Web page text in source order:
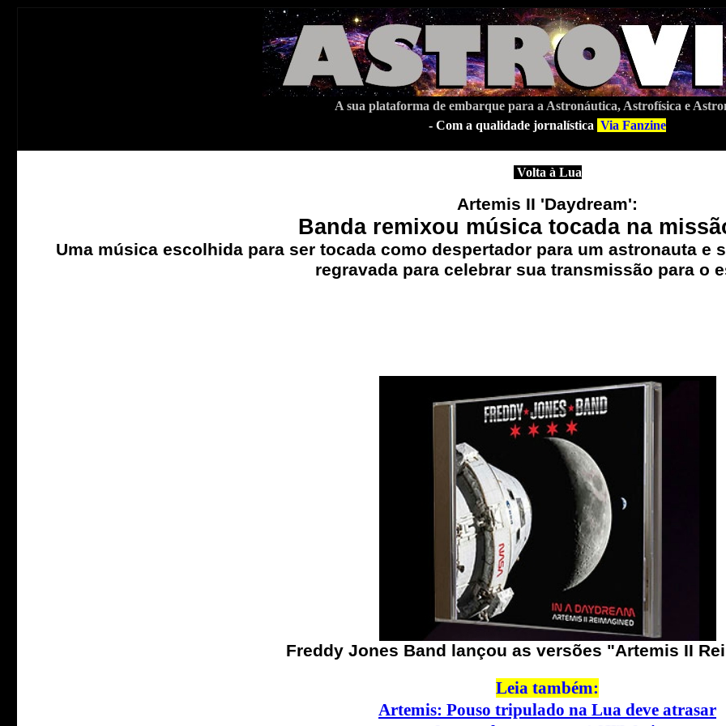
A sua plataforma de embarque para a Astronáutica, Astrofísica e
- Com a qualidade jornalística Via Fanzine
Volta à Lua
Artemis II 'Daydream':
Banda remixou música tocada na
Uma música escolhida para ser tocada como despertador para um astronauta e
regravada para celebrar sua transmissão para o
Freddy Jones Band lançou as versões "Artemis II
Leia também:
Artemis: Pouso tripulado na Lua deve atrasar